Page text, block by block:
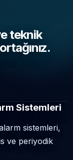
teknik
Sistemleri
sistemleri,
ve periyodik